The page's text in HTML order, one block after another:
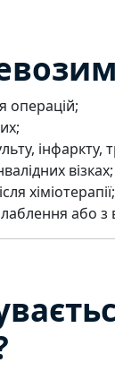
операцій;
інфаркту,
візках;
хіміотерапії;
або з